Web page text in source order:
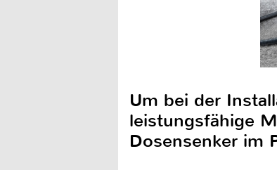
Um bei der
leistungsfähige
Dosensenker im